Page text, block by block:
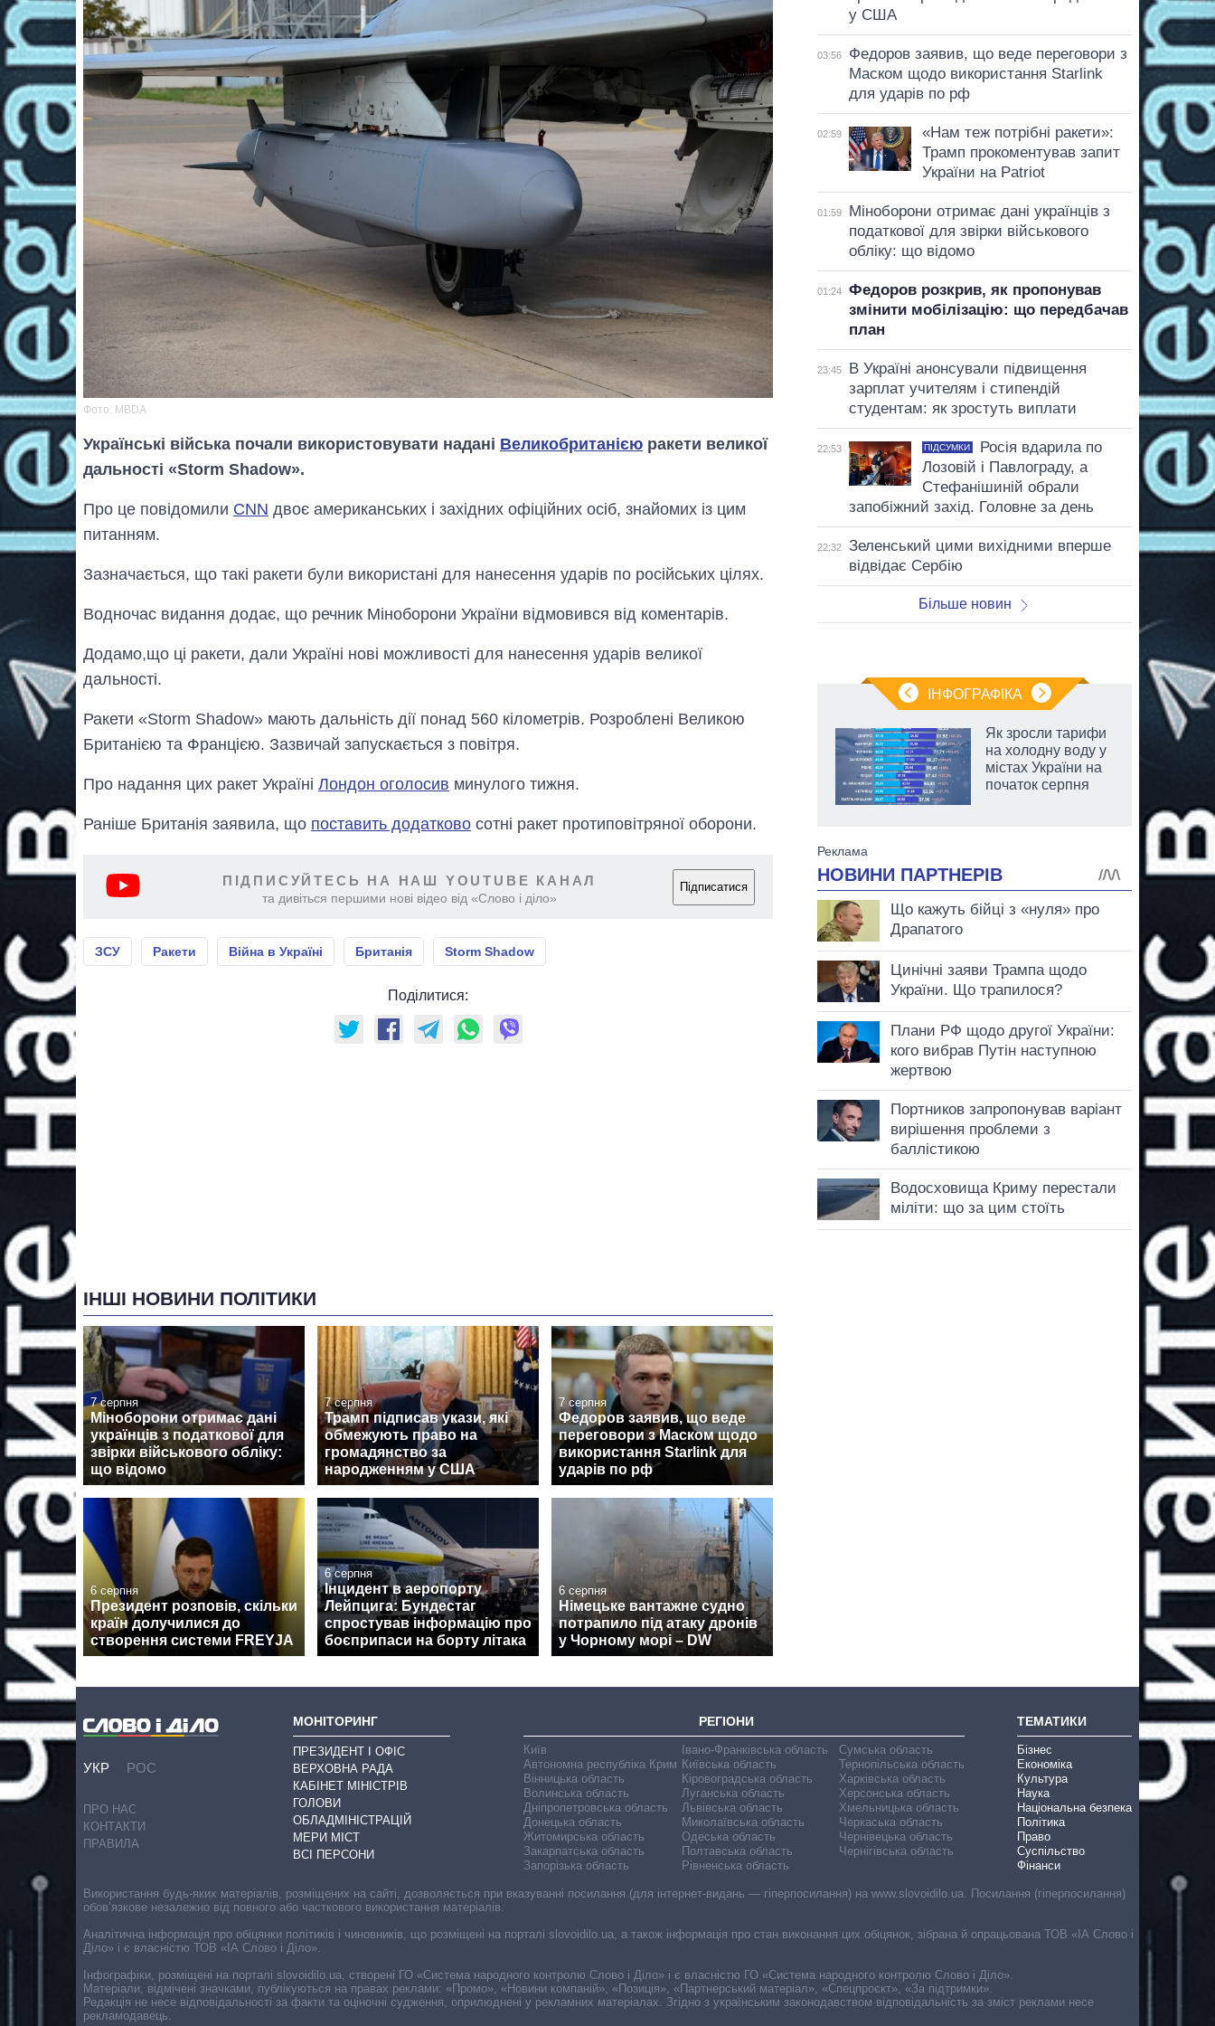
Фото: MBDA
Українські війська почали використовувати надані Великобританією ракети великої
дальності «Storm Shadow».
Про це повідомили CNN двоє американських і західних офіційних осіб, знайомих із цим
питанням.
Зазначається, що такі ракети були використані для нанесення ударів по російських цілях.
Водночас видання додає, що речник Міноборони України відмовився від коментарів.
Додамо,що ці ракети, дали Україні нові можливості для нанесення ударів великої
дальності.
Ракети «Storm Shadow» мають дальність дії понад 560 кілометрів. Розроблені Великою
Британією та Францією. Зазвичай запускається з повітря.
Про надання цих ракет Україні Лондон оголосив минулого тижня.
Раніше Британія заявила, що поставить додатково сотні ракет протиповітряної оборони.
ПІДПИСУЙТЕСЬ НА НАШ YOUTUBE КАНАЛ
та дивіться першими нові відео від «Слово і діло»
Підписатися
ЗСУ Ракети Війна в Україні Британія Storm Shadow
Поділитися:
ІНШІ НОВИНИ ПОЛІТИКИ
7 серпня
Міноборони отримає дані
українців з податкової для
звірки військового обліку:
що відомо
7 серпня
Трамп підписав укази, які
обмежують право на
громадянство за
народженням у США
7 серпня
Федоров заявив, що веде
переговори з Маском щодо
використання Starlink для
ударів по рф
6 серпня
Президент розповів, скільки
країн долучилися до
створення системи FREYJA
6 серпня
Інцидент в аеропорту
Лейпцига: Бундестаг
спростував інформацію про
боєприпаси на борту літака
6 серпня
Німецьке вантажне судно
потрапило під атаку дронів
у Чорному морі – DW
у США
03:56
Федоров заявив, що веде переговори з
Маском щодо використання Starlink
для ударів по рф
02:59
«Нам теж потрібні ракети»:
Трамп прокоментував запит
України на Patriot
01:59
Міноборони отримає дані українців з
податкової для звірки військового
обліку: що відомо
01:24
Федоров розкрив, як пропонував
змінити мобілізацію: що передбачав
план
23:45
В Україні анонсували підвищення
зарплат учителям і стипендій
студентам: як зростуть виплати
22:53 ПІДСУМКИ
Росія вдарила по
Лозовій і Павлограду, а
Стефанішиній обрали
запобіжний захід. Головне за день
22:32
Зеленський цими вихідними вперше
відвідає Сербію
Більше новин
ІНФОГРАФІКА
Як зросли тарифи
на холодну воду у
містах України на
початок серпня
УКР РОС
ПРО НАС
КОНТАКТИ
ПРАВИЛА
МОНІТОРИНГ
ПРЕЗИДЕНТ І ОФІС
ВЕРХОВНА РАДА
КАБІНЕТ МІНІСТРІВ
ГОЛОВИ
ОБЛАДМІНІСТРАЦІЙ
МЕРИ МІСТ
ВСІ ПЕРСОНИ
РЕГІОНИ
Київ
Автономна республіка Крим
Вінницька область
Волинська область
Дніпропетровська область
Донецька область
Житомирська область
Закарпатська область
Запорізька область
Івано-Франківська область
Київська область
Кіровоградська область
Луганська область
Львівська область
Миколаївська область
Одеська область
Полтавська область
Рівненська область
Сумська область
Тернопільська область
Харківська область
Херсонська область
Хмельницька область
Черкаська область
Чернівецька область
Чернігівська область
ТЕМАТИКИ
Бізнес
Економіка
Культура
Наука
Національна безпека
Політика
Право
Суспільство
Фінанси
Використання будь-яких матеріалів, розміщених на сайті, дозволяється при вказуванні посилання (для інтернет-видань — гіперпосилання) на www.slovoidilo.ua. Посилання (гіперпосилання)
обов’язкове незалежно від повного або часткового використання матеріалів.
Аналітична інформація про обіцянки політиків і чиновників, що розміщені на порталі slovoidilo.ua, а також інформація про стан виконання цих обіцянок, зібрана й опрацьована ТОВ «ІА Слово і
Діло» і є власністю ТОВ «ІА Слово і Діло».
Інфографіки, розміщені на порталі slovoidilo.ua, створені ГО «Система народного контролю Слово і Діло» і є власністю ГО «Система народного контролю Слово і Діло».
Матеріали, відмічені значками, публікуються на правах реклами: «Промо», «Новини компаній», «Позиція», «Партнерський матеріал», «Спецпроєкт», «За підтримки».
Редакція не несе відповідальності за факти та оціночні судження, оприлюднені у рекламних матеріалах. Згідно з українським законодавством відповідальність за зміст реклами несе
рекламодавець.